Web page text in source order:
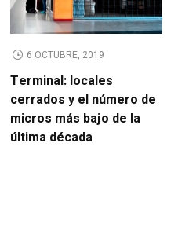
6 OCTUBRE, 2019
Terminal: locales
cerrados y el número de
micros más bajo de la
última década